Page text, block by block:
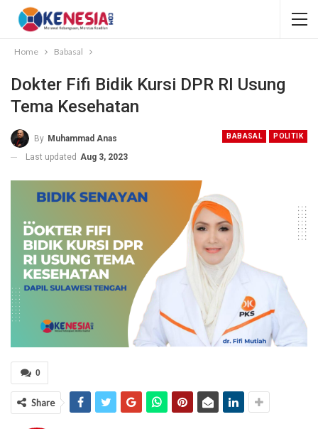
Home Babasal
Dokter Fifi Bidik Kursi DPR RI Usung
Tema Kesehatan
BABASAL POLITIK
By Muhammad Anas
Last updated Aug 3, 2023
0
Share